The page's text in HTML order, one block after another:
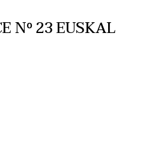
Nº 23 EUSKAL